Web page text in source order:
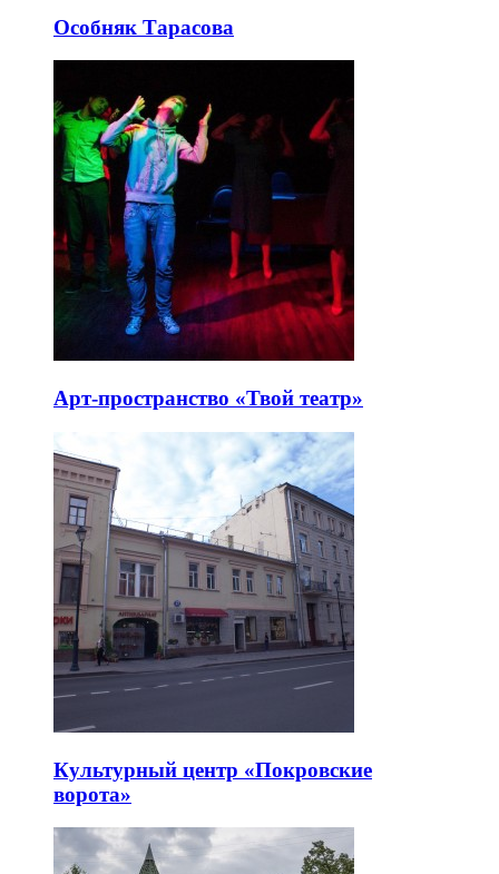
Особняк Тарасова
Арт-пространство «Твой театр»
Культурный центр «Покровские
ворота»